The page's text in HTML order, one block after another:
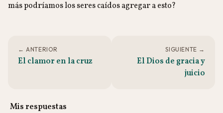
más podríamos los seres caídos agregar a esto?
← ANTERIOR
El clamor en la cruz
SIGUIENTE →
El Dios de gracia y
juicio
Mis respuestas